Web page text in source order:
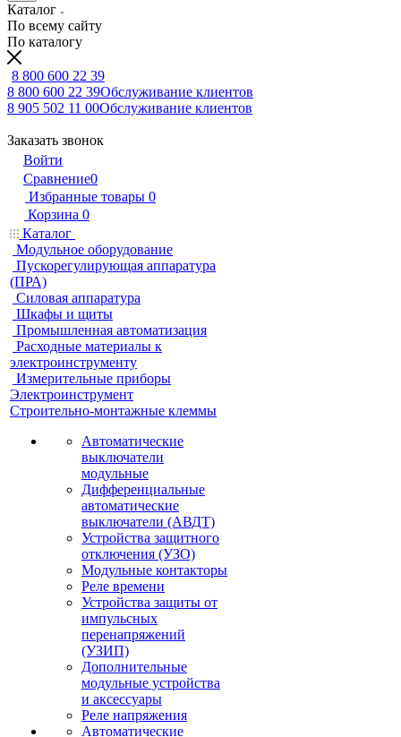
Каталог
По всему сайту
По каталогу
8 800 600 22 39
8 800 600 22 39Обслуживание клиентов
8 905 502 11 00Обслуживание клиентов
Заказать звонок
Войти
Сравнение0
Избранные товары 0
Корзина 0
Каталог
Модульное оборудование
Пускорегулирующая аппаратура
(ПРА)
Силовая аппаратура
Шкафы и щиты
Промышленная автоматизация
Расходные материалы к
электроинструменту
Измерительные приборы
Электроинструмент
Строительно-монтажные клеммы
Автоматические
выключатели
модульные
Дифференциальные
автоматические
выключатели (АВДТ)
Устройства защитного
отключения (УЗО)
Модульные контакторы
Реле времени
Устройства защиты от
импульсных
перенапряжений
(УЗИП)
Дополнительные
модульные устройства
и аксессуары
Реле напряжения
Автоматические